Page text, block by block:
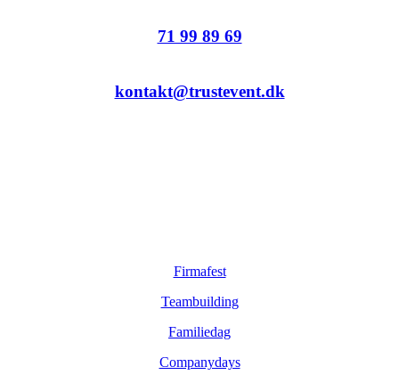
71 99 89 69
kontakt@trustevent.dk
Firmafest
Teambuilding
Familiedag
Companydays